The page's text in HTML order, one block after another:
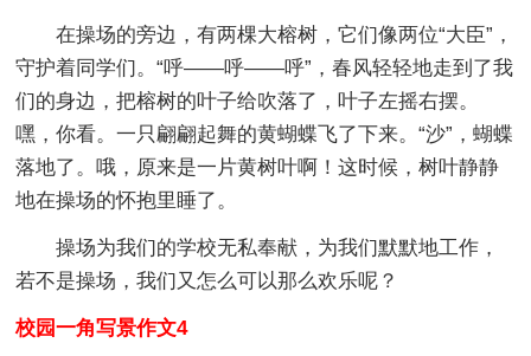
在操场的旁边，有两棵大榕树，它们像两位“大臣”，
守护着同学们。“呼——呼——呼”，春风轻轻地走到了我
们的身边，把榕树的叶子给吹落了，叶子左摇右摆。
嘿，你看。一只翩翩起舞的黄蝴蝶飞了下来。“沙”，蝴蝶
落地了。哦，原来是一片黄树叶啊！这时候，树叶静静
地在操场的怀抱里睡了。
操场为我们的学校无私奉献，为我们默默地工作，
若不是操场，我们又怎么可以那么欢乐呢？
校园一角写景作文4